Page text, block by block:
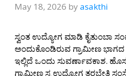
May 18, 2026 by asakthi
ಸ್ವಂತ ಉದ್ಯೋಗ ಮಾಡಿ ಕೈತುಂಬಾ
ಅಂದುಕೊಂಡಿರುವ ಗ್ರಾಮೀಣ
ಇಲ್ಲಿದೆ ಒಂದು ಸುವರ್ಣಾವಕಾಶ.
ಗ್ರಾಮೀಣ ಸ್ವ ಉದ್ಯೋಗ ತರಬೇತಿ